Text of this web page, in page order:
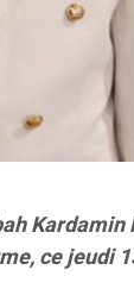
ce jeudi